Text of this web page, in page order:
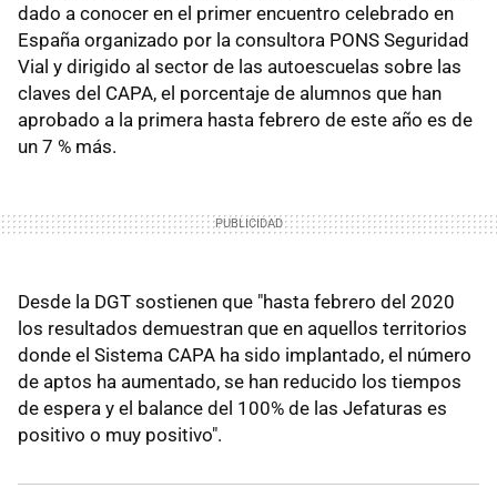
dado a conocer en el primer encuentro celebrado en
España organizado por la consultora PONS Seguridad
Vial y dirigido al sector de las autoescuelas sobre las
claves del CAPA, el porcentaje de alumnos que han
aprobado a la primera hasta febrero de este año es de
un 7 % más.
Desde la DGT sostienen que "hasta febrero del 2020
los resultados demuestran que en aquellos territorios
donde el Sistema CAPA ha sido implantado, el número
de aptos ha aumentado, se han reducido los tiempos
de espera y el balance del 100% de las Jefaturas es
positivo o muy positivo".